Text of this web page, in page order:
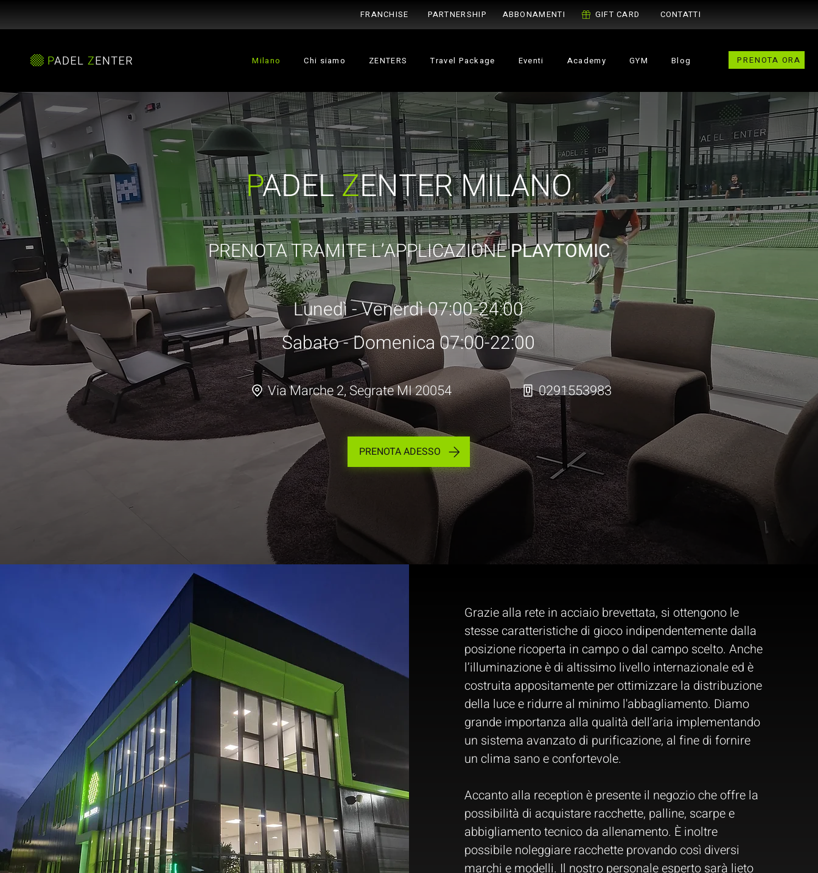
FRANCHISE PARTNERSHIP ABBONAMENTI GIFT CARD CONTATTI
Milano Chi siamo ZENTERS Travel Package Eventi Academy GYM Blog PRENOTA ORA
PADELZENTER MILANO
PRENOTA TRAMITE L’APPLICAZIONEPLAYTOMIC
Lunedì - Venerdì 07:00-24:00
Sabato - Domenica 07:00-22:00
Via Marche 2, Segrate MI 20054 0291553983
PRENOTA ADESSO
Grazie alla rete in acciaio brevettata, si ottengono le
stesse caratteristiche di gioco indipendentemente dalla
posizione ricoperta in campo o dal campo scelto. Anche
l’illuminazione è di altissimo livello internazionale ed è
costruita appositamente per ottimizzare la distribuzione
della luce e ridurre al minimo l'abbagliamento. Diamo
grande importanza alla qualità dell’aria implementando
un sistema avanzato di purificazione, al fine di fornire
un clima sano e confortevole.
Accanto alla reception è presente il negozio che offre la
possibilità di acquistare racchette, palline, scarpe e
abbigliamento tecnico da allenamento. È inoltre
possibile noleggiare racchette provando così diversi
marchi e modelli. Il nostro personale esperto sarà lieto